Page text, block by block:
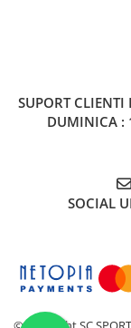
SUPORT CLIENTI
DUMINICA :
SOCIAL